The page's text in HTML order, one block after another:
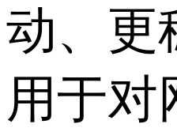
动、更
用于对